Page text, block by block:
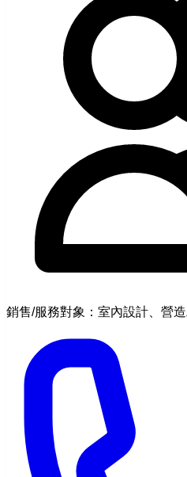
銷售/服務對象：室內設計、營